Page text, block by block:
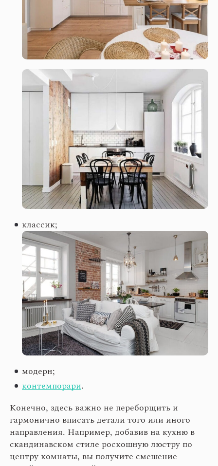
классик;
модерн;
контемпорари.
Конечно, здесь важно не переборщить и
гармонично вписать детали того или иного
направления. Например, добавив на кухню в
скандинавском стиле роскошную люстру по
центру комнаты, вы получите смешение